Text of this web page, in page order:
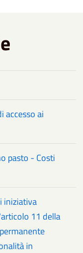
accesso ai
pasto - Costi
iniziativa
11 della
in